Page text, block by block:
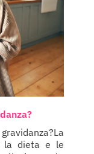
la dieta e le